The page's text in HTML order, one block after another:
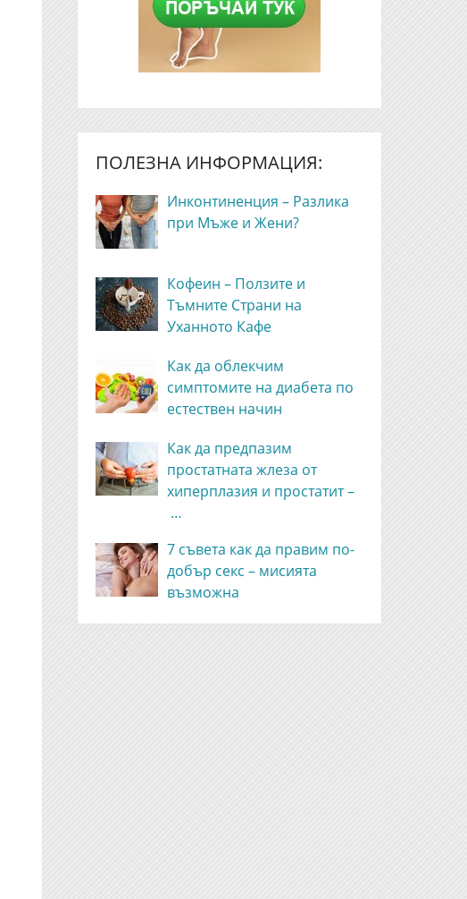
ПОЛЕЗНА ИНФОРМАЦИЯ:
Инконтиненция – Разлика
при Мъже и Жени?
Кофеин – Ползите и
Тъмните Страни на
Уханното Кафе
Как да облекчим
симптомите на диабета по
естествен начин
Как да предпазим
простатната жлеза от
хиперплазия и простатит –
…
7 съвета как да правим по-
добър секс – мисията
възможна